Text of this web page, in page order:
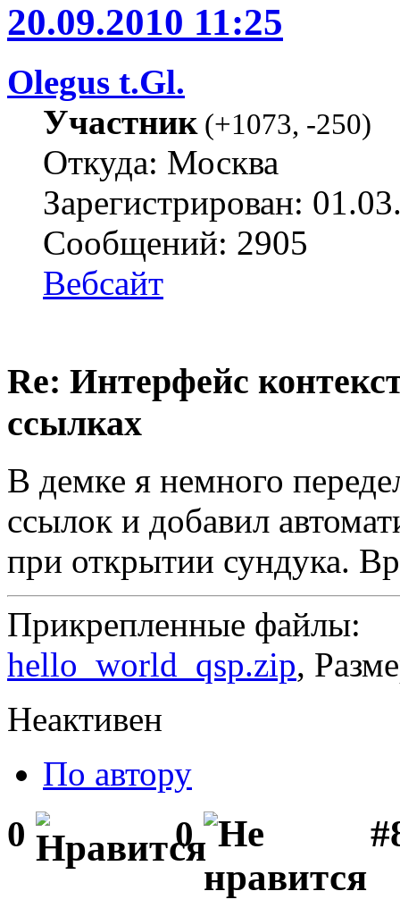
20.09.2010 11:25
Olegus t.Gl.
Участник(+1073, -250)
Откуда: Москва
Зарегистрирован:
Сообщений: 2905
Вебсайт
Re: Интерфейс
ссылках
В демке я немного
ссылок и добавил
при открытии сундука.
Прикрепленные файлы:
hello_world_qsp.zip,
Неактивен
По автору
0 0